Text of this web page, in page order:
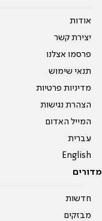
אודות
יצירת קשר
פרסמו אצלנו
תנאי שימוש
מדיניות פרטיות
הצהרת נגישות
המייל האדום
עברית
English
מדורים
חדשות
מבזקים